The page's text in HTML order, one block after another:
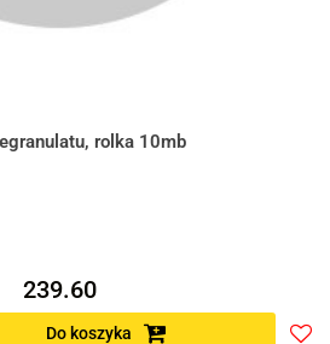
rolka 10mb
239.60
Do koszyka